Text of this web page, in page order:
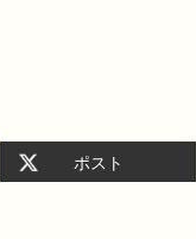
ポスト